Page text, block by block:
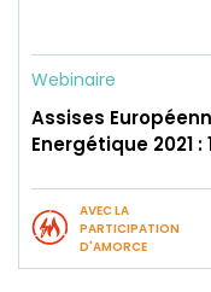
Webinaire
Assises
Energétique 2021
AVEC LA
PARTICIPATION
D'AMORCE